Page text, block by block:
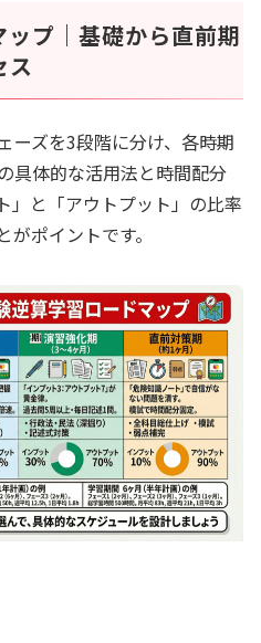
プ｜基礎から直前期
ス
ーズを3段階に分け、各時期
具体的な活用法と時間配分
」と「アウトプット」の比率
ポイントです。